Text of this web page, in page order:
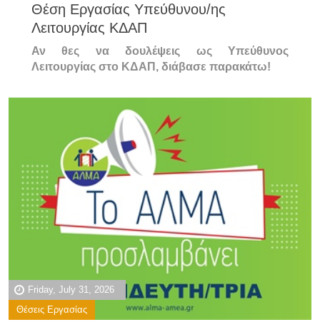
Θέση Εργασίας Υπεύθυνου/ης
Λειτουργίας ΚΔΑΠ
Αν θες να δουλέψεις ως Υπεύθυνος
Λειτουργίας στο ΚΔΑΠ, διάβασε παρακάτω!
Friday, July 31, 2026
Θέσεις Εργασίας